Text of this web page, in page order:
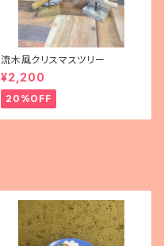
流木風クリスマスツリー
¥2,200
20%OFF